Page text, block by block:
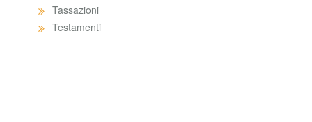
Tassazioni
Testamenti